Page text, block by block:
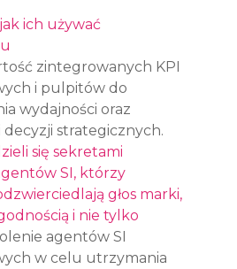
ich używać
zintegrowanych KPI
i pulpitów do
wydajności oraz
decyzji strategicznych.
się sekretami
SI, którzy
głos marki,
i nie tylko
agentów SI
w celu utrzymania